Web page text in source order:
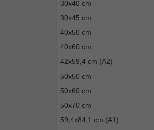
30x40 cm
30x45 cm
40x50 cm
40x60 cm
42x59,4 cm (A2)
50x50 cm
50x60 cm
50x70 cm
59,4x84,1 cm (A1)